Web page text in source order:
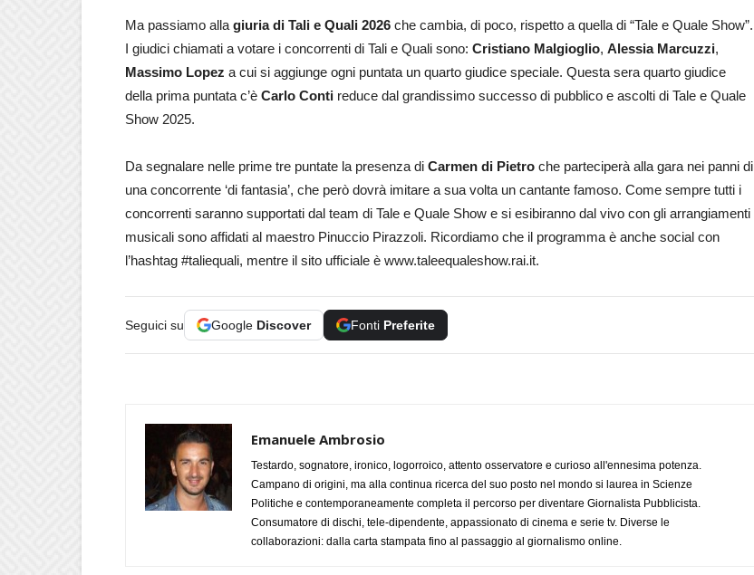
Ma passiamo alla giuria di Tali e Quali 2026 che cambia, di poco, rispetto a quella di “Tale e Quale Show”.
I giudici chiamati a votare i concorrenti di Tali e Quali sono: Cristiano Malgioglio, Alessia Marcuzzi,
Massimo Lopez a cui si aggiunge ogni puntata un quarto giudice speciale. Questa sera quarto giudice
della prima puntata c’è Carlo Conti reduce dal grandissimo successo di pubblico e ascolti di Tale e Quale
Show 2025.
Da segnalare nelle prime tre puntate la presenza di Carmen di Pietro che parteciperà alla gara nei panni di
una concorrente ‘di fantasia’, che però dovrà imitare a sua volta un cantante famoso. Come sempre tutti i
concorrenti saranno supportati dal team di Tale e Quale Show e si esibiranno dal vivo con gli arrangiamenti
musicali sono affidati al maestro Pinuccio Pirazzoli. Ricordiamo che il programma è anche social con
l’hashtag #taliequali, mentre il sito ufficiale è www.taleequaleshow.rai.it.
Seguici su Google Discover Fonti Preferite
Emanuele Ambrosio
Testardo, sognatore, ironico, logorroico, attento osservatore e curioso all'ennesima potenza.
Campano di origini, ma alla continua ricerca del suo posto nel mondo si laurea in Scienze
Politiche e contemporaneamente completa il percorso per diventare Giornalista Pubblicista.
Consumatore di dischi, tele-dipendente, appassionato di cinema e serie tv. Diverse le
collaborazioni: dalla carta stampata fino al passaggio al giornalismo online.